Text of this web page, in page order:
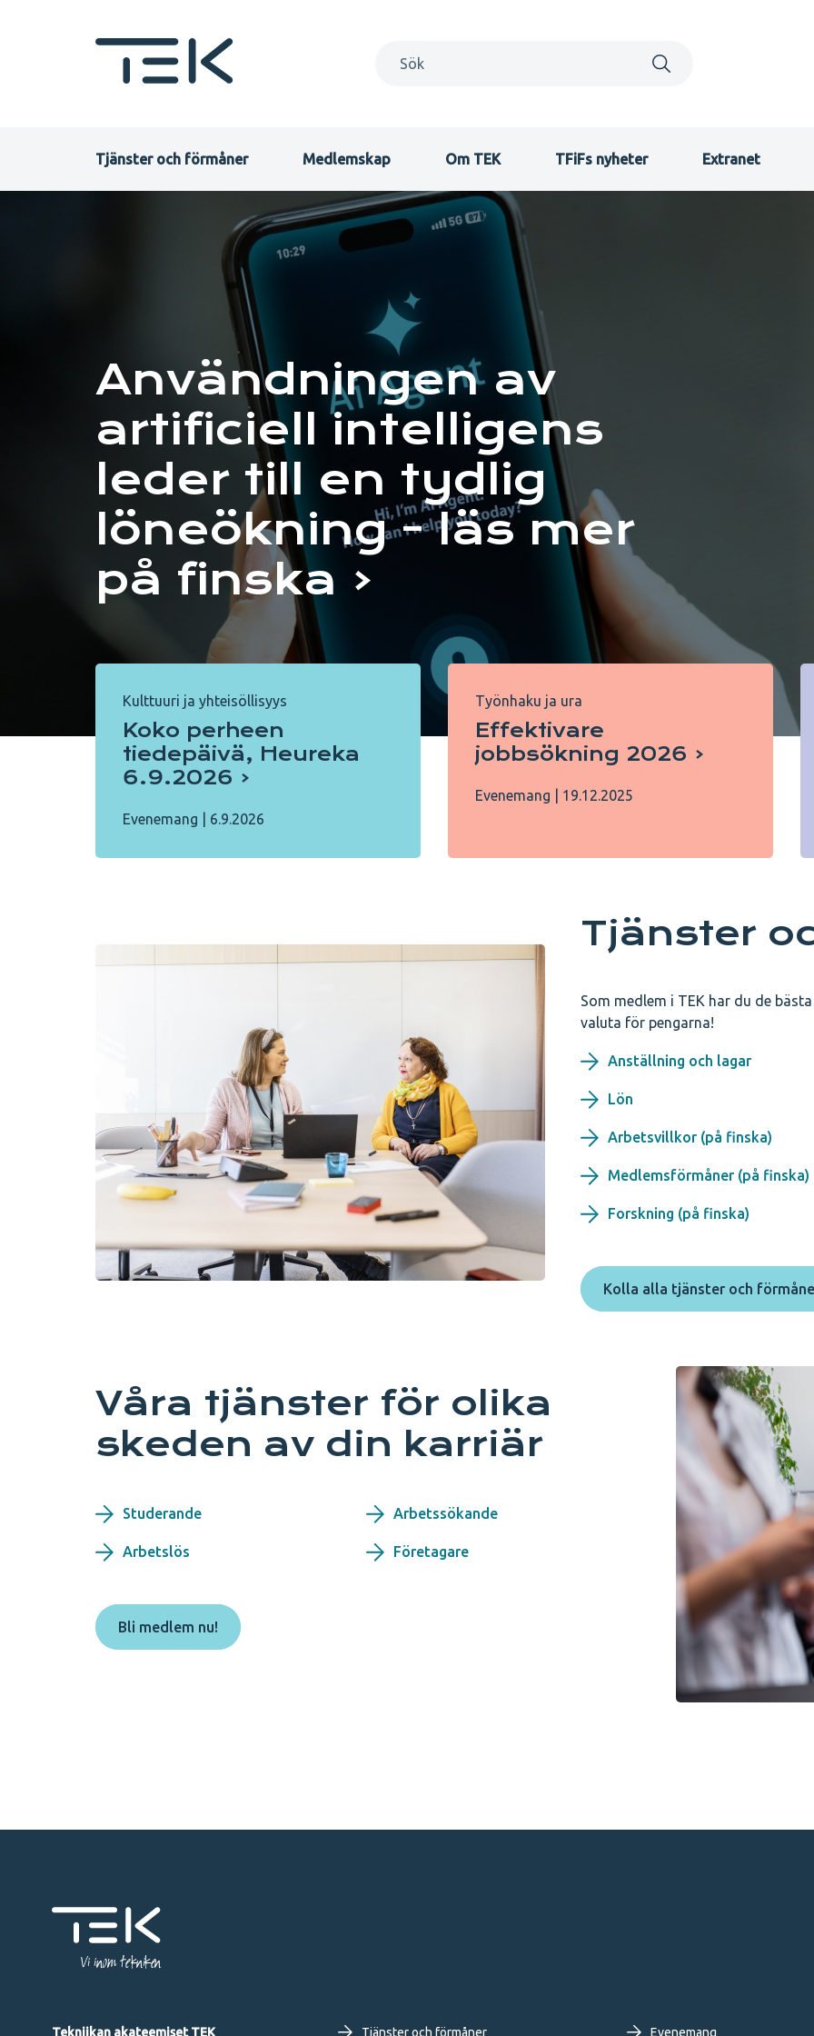
Primary
Tjänster och förmåner Medlemskap Om TEK TFiFs nyheter Extranet
Teknikens
akademiker
Användningen av
artificiell intelligens
leder till en tydlig
löneökning - läs mer
på finska
Kulttuuri ja yhteisöllisyys
Koko perheen
tiedepäivä, Heureka
6.9.2026
Evenemang 6.9.2026
Työnhaku ja ura
Effektivare
jobbsökning 2026
Evenemang 19.12.2025
Tjänster
Som medlem i TEK har du de
valuta för pengarna!
Anställning och lagar
Lön
Arbetsvillkor (på finska)
Medlemsförmåner (på finska)
Forskning (på finska)
Kolla alla tjänster och
Våra tjänster för olika
skeden av din karriär
Studerande Arbetssökande
Arbetslös Företagare
Bli medlem nu!
Vi inom tekniken
Tekniikan akateemiset TEK Tjänster och förmåner Evenemang